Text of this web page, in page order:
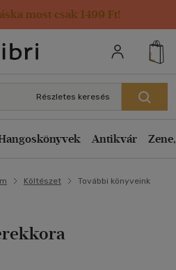
most csak 1499 Ft!
adatai
Részletes keresés
Antikvár
Költészet További könyveink